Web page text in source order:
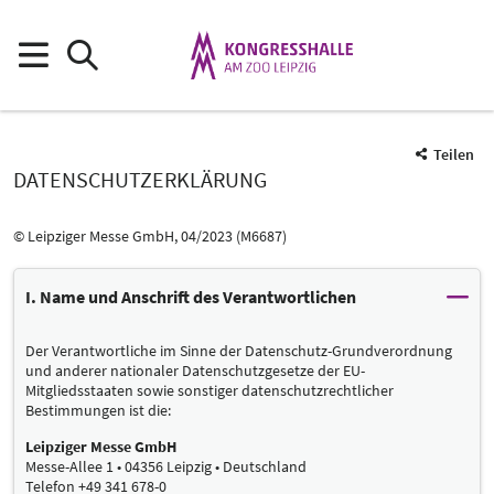
Teilen
DATENSCHUTZERKLÄRUNG
© Leipziger Messe GmbH, 04/2023 (M6687)
I. Name und Anschrift des Verantwortlichen
Der Verantwortliche im Sinne der Datenschutz-Grundverordnung
und anderer nationaler Datenschutzgesetze der EU-
Mitgliedsstaaten sowie sonstiger datenschutzrechtlicher
Bestimmungen ist die:
Leipziger Messe GmbH
Messe-Allee 1 • 04356 Leipzig • Deutschland
Telefon +49 341 678-0